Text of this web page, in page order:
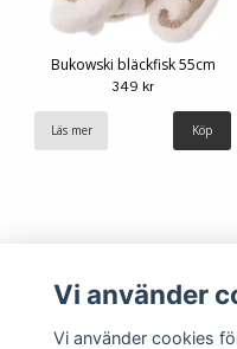
Bukowski bläckfisk 55cm
349 kr
Läs mer
Vi använder
Vi använder cookies